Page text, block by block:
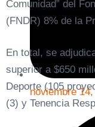
noviembre
Comunidad” del
(FNDR) 8% de la
En total, se
superior a $650
Deporte (105
(3) y Tenencia